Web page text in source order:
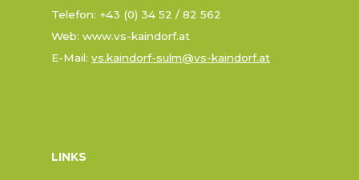
Telefon: +43 (0) 34 52 / 82 562
Web: www.vs-kaindorf.at
E-Mail: vs.kaindorf-sulm@vs-kaindorf.at
LINKS